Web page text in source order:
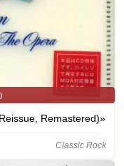
Remastered)»
Classic Rock